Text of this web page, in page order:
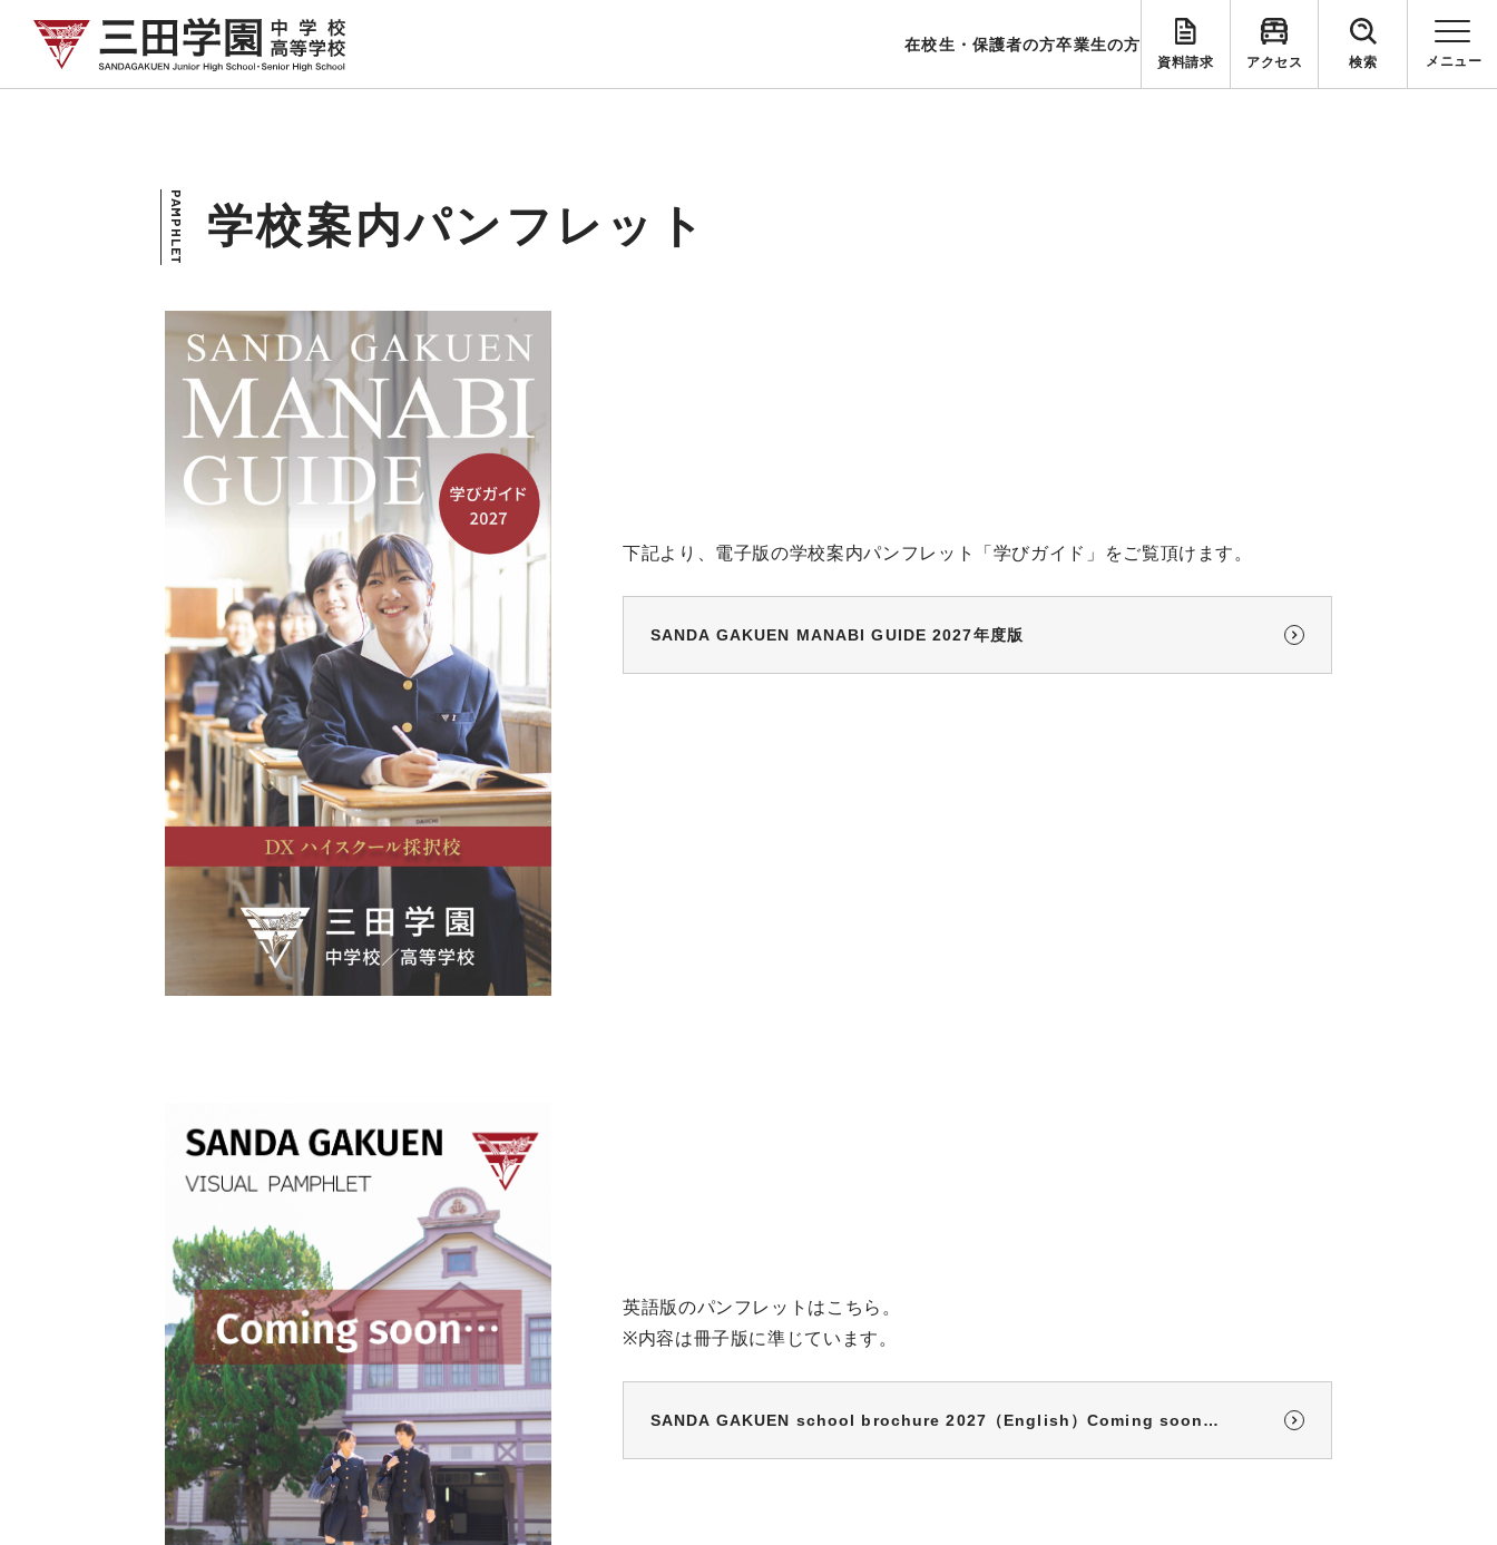
在校生・保護者の方卒業生の方
資料請求 アクセス 検索
学校案内パンフレット
PAMPHLET
下記より、電子版の学校案内パンフレット「学びガイド」をご覧頂けます。
SANDA GAKUEN MANABI GUIDE 2027年度版
英語版のパンフレットはこちら。
※内容は冊子版に準じています。
SANDA GAKUEN school brochure 2027（English）Coming soon…